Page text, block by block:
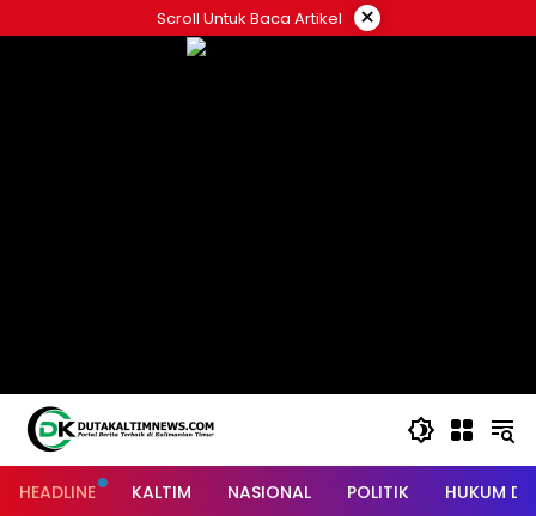
to
Scroll Untuk Baca Artikel ×
HEADLINE KALTIM NASIONAL POLITIK HUKUM